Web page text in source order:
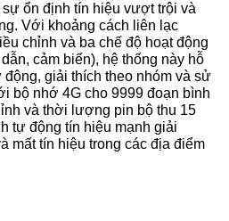
ổn định tín hiệu vượt trội và
Với khoảng cách liên lạc
chỉnh và ba chế độ hoạt động
cảm biến), hệ thống này hỗ
giải thích theo nhóm và sử
bộ nhớ 4G cho 9999 đoạn bình
và thời lượng pin bộ thu 15
tự động tín hiệu mạnh giải
mất tín hiệu trong các địa điểm